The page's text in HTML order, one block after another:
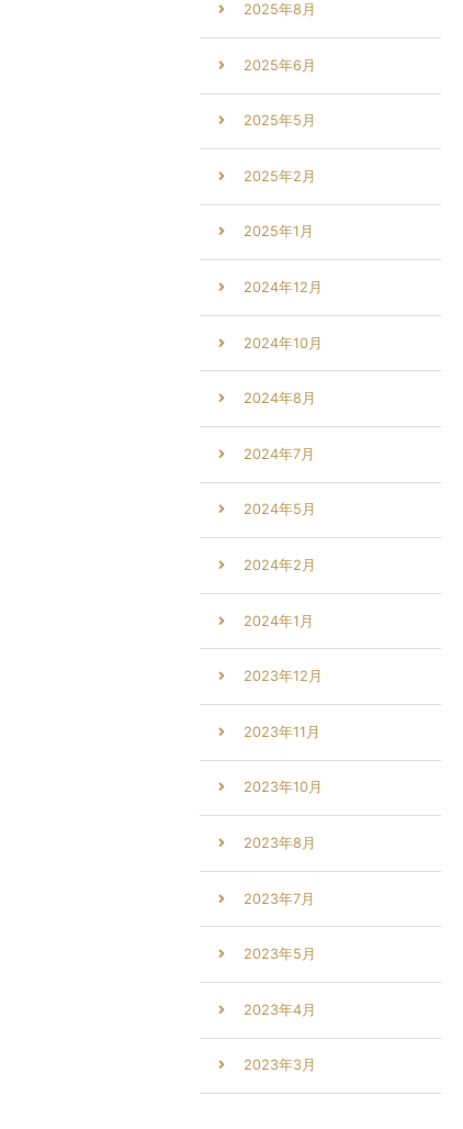
2025年8月
2025年6月
2025年5月
2025年2月
2025年1月
2024年12月
2024年10月
2024年8月
2024年7月
2024年5月
2024年2月
2024年1月
2023年12月
2023年11月
2023年10月
2023年8月
2023年7月
2023年5月
2023年4月
2023年3月